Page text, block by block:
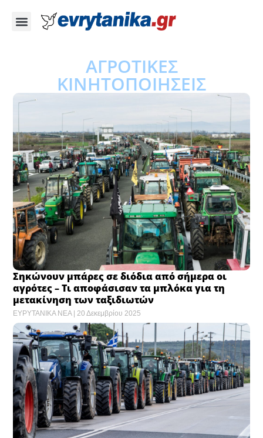
ΑΓΡΟΤΙΚΕΣ
ΚΙΝΗΤΟΠΟΙΗΣΕΙΣ
Σηκώνουν μπάρες σε διόδια από σήμερα οι
αγρότες – Τι αποφάσισαν τα μπλόκα για τη
μετακίνηση των ταξιδιωτών
ΕΥΡΥΤΑΝΙΚΑ ΝΕΑ 20 Δεκεμβρίου 2025